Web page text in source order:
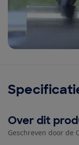
Over dit
Geschreven door de